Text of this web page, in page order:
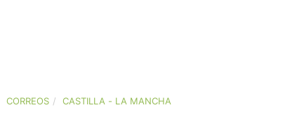
CORREOS CASTILLA - LA MANCHA